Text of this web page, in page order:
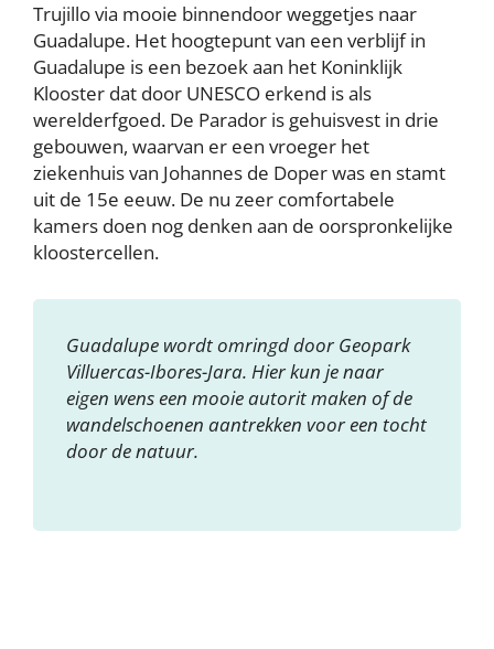
Trujillo via mooie binnendoor weggetjes naar
Guadalupe. Het hoogtepunt van een verblijf in
Guadalupe is een bezoek aan het Koninklijk
Klooster dat door UNESCO erkend is als
werelderfgoed. De Parador is gehuisvest in drie
gebouwen, waarvan er een vroeger het
ziekenhuis van Johannes de Doper was en stamt
uit de 15e eeuw. De nu zeer comfortabele
kamers doen nog denken aan de oorspronkelijke
kloostercellen.
Guadalupe wordt omringd door Geopark
Villuercas-Ibores-Jara. Hier kun je naar
eigen wens een mooie autorit maken of de
wandelschoenen aantrekken voor een tocht
door de natuur.